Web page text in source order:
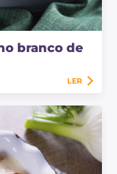
branco de
LER